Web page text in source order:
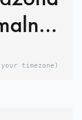
timezone)